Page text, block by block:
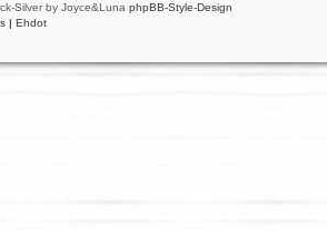
Silver by Joyce&Luna phpBB-Style-Design
Ehdot